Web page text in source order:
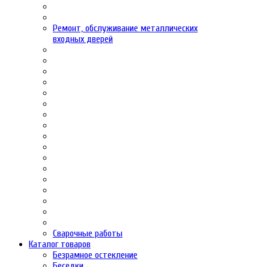
Ремонт, обслуживание металлических
входных дверей
Сварочные работы
Каталог товаров
Безрамное остекление